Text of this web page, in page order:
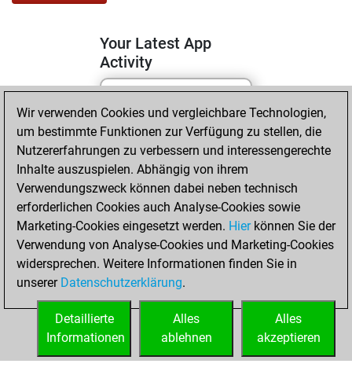
Your Latest App
Activity
Freitag, April 17,
2026
You totalled 34
tactics positions
Tactics
You
solved 27 tactics
positions
You achieved
tactics positions
Wir verwenden Cookies und vergleichbare Technologien,
um bestimmte Funktionen zur Verfügung zu stellen, die
Nutzererfahrungen zu verbessern und interessengerechte
Inhalte auszuspielen. Abhängig von ihrem
Verwendungszweck können dabei neben technisch
erforderlichen Cookies auch Analyse-Cookies sowie
Marketing-Cookies eingesetzt werden. Hierkönnen Sie der
Verwendung von Analyse-Cookies und Marketing-Cookies
widersprechen. Weitere Informationen finden Sie in
unserer Datenschutzerklärung.
Alles
akzeptieren
Alles
ablehnen
Detaillierte
Informationen